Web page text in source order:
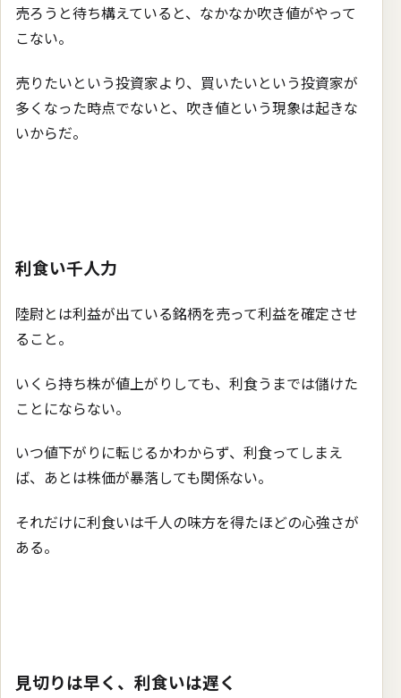
売ろうと待ち構えていると、なかなか吹き値がやって
こない。
売りたいという投資家より、買いたいという投資家が
多くなった時点でないと、吹き値という現象は起きな
いからだ。
利食い千人力
陸尉とは利益が出ている銘柄を売って利益を確定させ
ること。
いくら持ち株が値上がりしても、利食うまでは儲けた
ことにならない。
いつ値下がりに転じるかわからず、利食ってしまえ
ば、あとは株価が暴落しても関係ない。
それだけに利食いは千人の味方を得たほどの心強さが
ある。
見切りは早く、利食いは遅く